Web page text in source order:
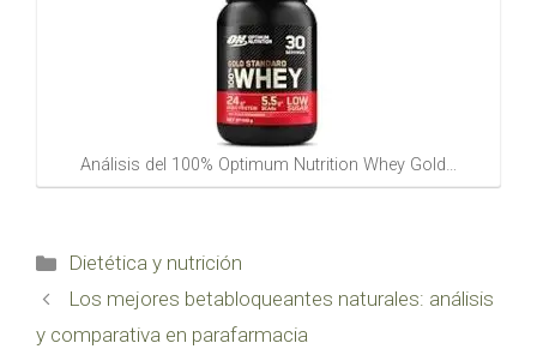
Análisis del 100% Optimum Nutrition Whey Gold…
Categorías
Dietética y nutrición
Los mejores betabloqueantes naturales: análisis
y comparativa en parafarmacia